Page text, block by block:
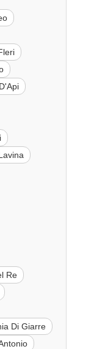
Re
Di Giarre